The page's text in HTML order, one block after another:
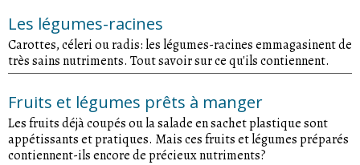
Les légumes-racines
Carottes, céleri ou radis: les légumes-racines emmagasinent de
très sains nutriments. Tout savoir sur ce qu'ils contiennent.
Fruits et légumes prêts à manger
Les fruits déjà coupés ou la salade en sachet plastique sont
appétissants et pratiques. Mais ces fruits et légumes préparés
contiennent-ils encore de précieux nutriments?